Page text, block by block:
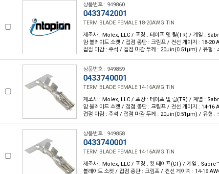
상품번호 : 949860
0433742001
TERM BLADE FEMALE 18-20AWG TIN
제조사 : Molex, LLC / 포장 : 테이프 및 릴(TR) / 계열 :
암 블레이드 소켓 / 접점 종단 : 크림프 / 전선 게이지 : 18-20
접점 마감 : 주석 / 접점 마감 두께 : 20µin(0.51µm) / 유형 :
상품번호 : 949859
0433740001
TERM BLADE FEMALE 14-16AWG TIN
제조사 : Molex, LLC / 포장 : 테이프 및 릴(TR) / 계열 :
암 블레이드 소켓 / 접점 종단 : 크림프 / 전선 게이지 : 14-16
접점 마감 : 주석 / 접점 마감 두께 : 20µin(0.51µm) / 유형 :
상품번호 : 949858
0433740001
TERM BLADE FEMALE 14-16AWG TIN
제조사 : Molex, LLC / 포장 : 컷 테이프(CT) / 계열 :
블레이드 소켓 / 접점 종단 : 크림프 / 전선 게이지 : 14-16